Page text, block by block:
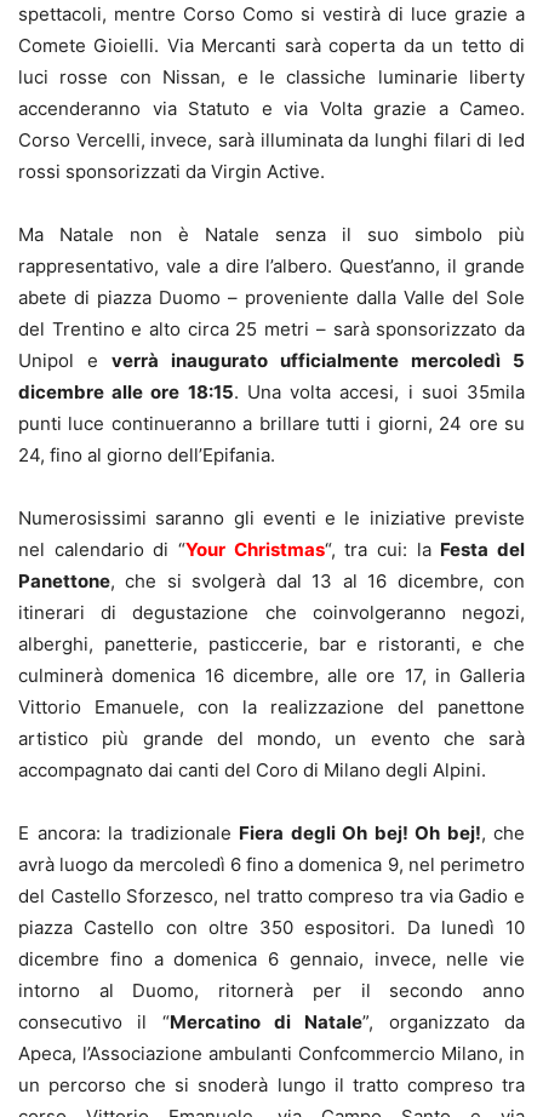
spettacoli, mentre Corso Como si vestirà di luce grazie a
Comete Gioielli. Via Mercanti sarà coperta da un tetto di
luci rosse con Nissan, e le classiche luminarie liberty
accenderanno via Statuto e via Volta grazie a Cameo.
Corso Vercelli, invece, sarà illuminata da lunghi filari di led
rossi sponsorizzati da Virgin Active.
Ma Natale non è Natale senza il suo simbolo più
rappresentativo, vale a dire l’albero. Quest’anno, il grande
abete di piazza Duomo – proveniente dalla Valle del Sole
del Trentino e alto circa 25 metri – sarà sponsorizzato da
Unipol e verrà inaugurato ufficialmente mercoledì 5
dicembre alle ore 18:15. Una volta accesi, i suoi 35mila
punti luce continueranno a brillare tutti i giorni, 24 ore su
24, fino al giorno dell’Epifania.
Numerosissimi saranno gli eventi e le iniziative previste
nel calendario di “Your Christmas“, tra cui: la Festa del
Panettone, che si svolgerà dal 13 al 16 dicembre, con
itinerari di degustazione che coinvolgeranno negozi,
alberghi, panetterie, pasticcerie, bar e ristoranti, e che
culminerà domenica 16 dicembre, alle ore 17, in Galleria
Vittorio Emanuele, con la realizzazione del panettone
artistico più grande del mondo, un evento che sarà
accompagnato dai canti del Coro di Milano degli Alpini.
E ancora: la tradizionale Fiera degli Oh bej! Oh bej!, che
avrà luogo da mercoledì 6 fino a domenica 9, nel perimetro
del Castello Sforzesco, nel tratto compreso tra via Gadio e
piazza Castello con oltre 350 espositori. Da lunedì 10
dicembre fino a domenica 6 gennaio, invece, nelle vie
intorno al Duomo, ritornerà per il secondo anno
consecutivo il “Mercatino di Natale”, organizzato da
Apeca, l’Associazione ambulanti Confcommercio Milano, in
un percorso che si snoderà lungo il tratto compreso tra